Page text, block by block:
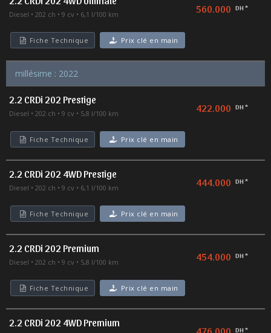
Diesel 202 ch 9 cv 6,1 l/100 km 560.000 DH *
Fiche Technique Prix clé en main
millésime : 2022
2.2 CRDi 202 Prestige
Diesel 202 ch 9 cv 5,8 l/100 km 422.000 DH *
Fiche Technique Prix clé en main
2.2 CRDi 202 4WD Prestige
Diesel 202 ch 9 cv 6,1 l/100 km 444.000 DH *
Fiche Technique Prix clé en main
2.2 CRDi 202 Premium
Diesel 202 ch 9 cv 5,8 l/100 km 454.000 DH *
Fiche Technique Prix clé en main
2.2 CRDi 202 4WD Premium
DH *